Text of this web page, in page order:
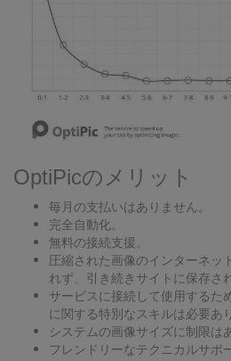
OptiPicのメリット
毎月の支払いはありません。
完全自動化。
無料の接続支援。
圧縮された画像のインターネッ
れず、引き続きサイトに保存さ
サービスに接続して使用するた
に関する特別なスキルは必要あ
システムの画像サイズに制限は
フレンドリーなテクニカルサポ